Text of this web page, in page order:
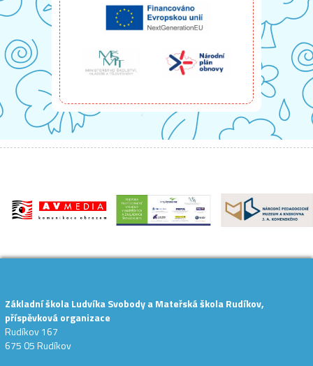
Základní škola Ludvíka Svobody a Mateřská škola Rudíkov,
příspěvková organizace
Rudíkov 167
675 05 Rudíkov